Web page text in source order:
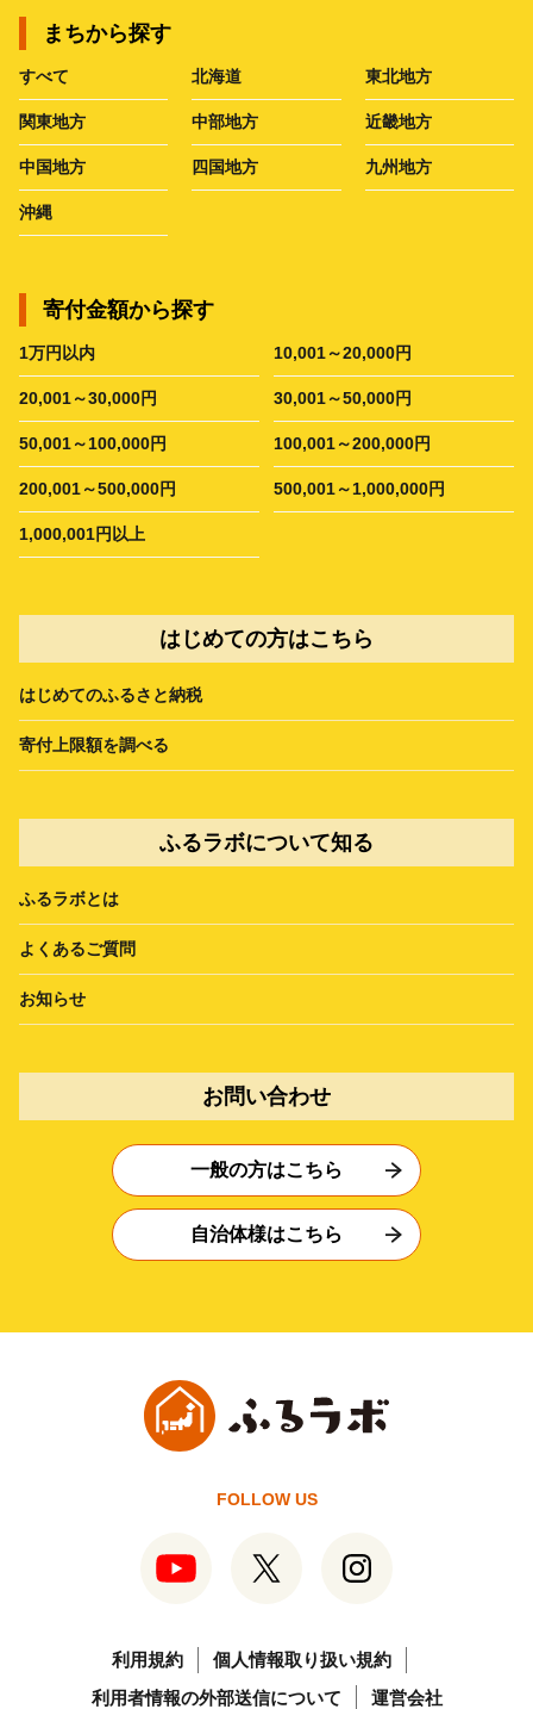
まちから探す
すべて 北海道 東北地方
関東地方 中部地方 近畿地方
中国地方 四国地方 九州地方
沖縄
寄付金額から探す
1万円以内 10,001～20,000円
20,001～30,000円 30,001～50,000円
50,001～100,000円 100,001～200,000円
200,001～500,000円 500,001～1,000,000円
1,000,001円以上
はじめての方はこちら
はじめてのふるさと納税
寄付上限額を調べる
ふるラボについて知る
ふるラボとは
よくあるご質問
お知らせ
お問い合わせ
一般の方はこちら
自治体様はこちら
FOLLOW US
利用規約
個人情報取り扱い規約
利用者情報の外部送信について
運営会社